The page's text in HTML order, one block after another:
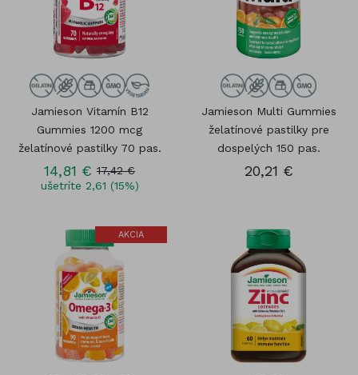
Jamieson Vitamín B12
Gummies 1200 mcg
želatínové pastilky 70 pas.
14,81 € 17,42 €
ušetríte 2,61 (15%)
Jamieson Multi Gummies
želatínové pastilky pre
dospelých 150 pas.
20,21 €
AKCIA